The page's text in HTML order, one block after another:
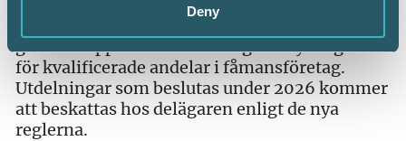
Deny
Vid deklarationen som lämnas 2027 kommer
gränsbeloppet beräknas enligt de nya reglerna
för kvalificerade andelar i fåmansföretag.
Utdelningar som beslutas under 2026 kommer
att beskattas hos delägaren enligt de nya
reglerna.